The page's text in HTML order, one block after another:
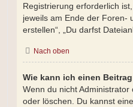
Registrierung erforderlich
jeweils am Ende der Foren-
erstellen“, „Du darfst
Nach oben
Wie kann ich einen
Wenn du nicht
oder löschen. Du kannst